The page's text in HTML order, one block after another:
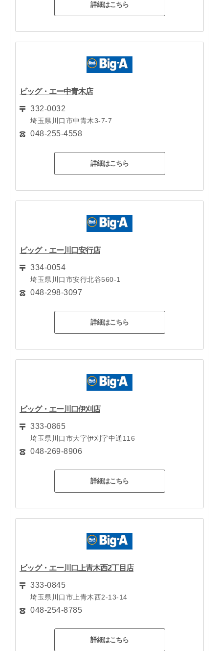
詳細はこちら
ビッグ・エー中青木店
332-0032
埼玉県川口市中青木3-7-7
048-255-4558
詳細はこちら
ビッグ・エー川口安行店
334-0054
埼玉県川口市安行北谷560-1
048-298-3097
詳細はこちら
ビッグ・エー川口伊刈店
333-0865
埼玉県川口市大字伊刈字中通116
048-269-8906
詳細はこちら
ビッグ・エー川口上青木西2丁目店
333-0845
埼玉県川口市上青木西2-13-14
048-254-8785
詳細はこちら